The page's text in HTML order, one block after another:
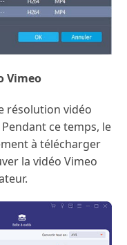
Vimeo
résolution vidéo
ce temps, le
à télécharger
la vidéo Vimeo